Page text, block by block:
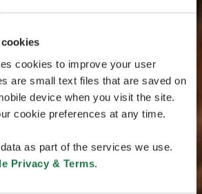
cookies to improve your user
are small text files that are saved on
device when you visit the site.
cookie preferences at any time.
as part of the services we use.
Privacy & Terms.